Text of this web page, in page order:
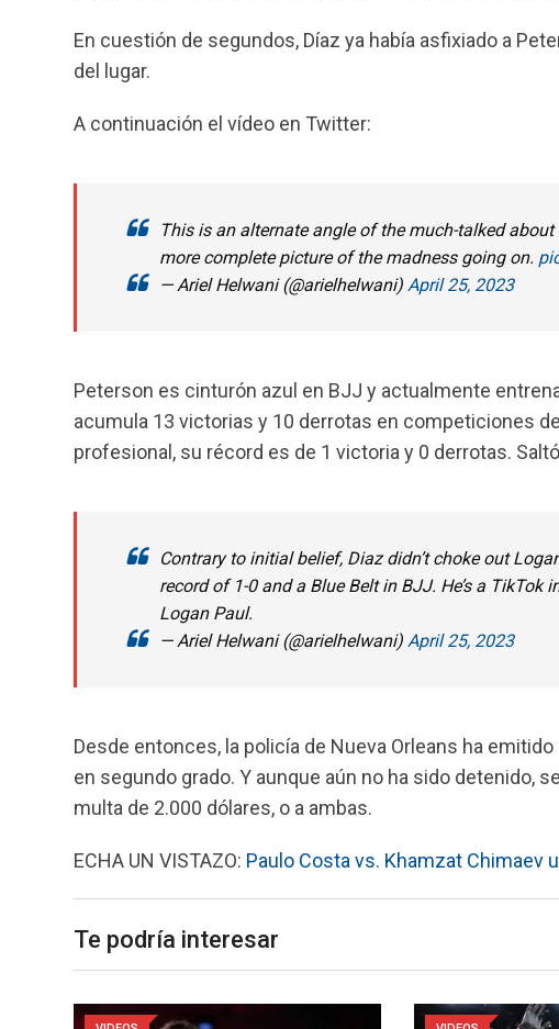
En cuestión de segundos, Díaz ya había asfixiado a
del lugar.
A continuación el vídeo en Twitter:
This is an alternate angle of the much-talked
more complete picture of the madness going on.
— Ariel Helwani (@arielhelwani) April 25, 2023
Peterson es cinturón azul en BJJ y actualmente
acumula 13 victorias y 10 derrotas en competiciones
profesional, su récord es de 1 victoria y 0 derrotas.
Contrary to initial belief, Diaz didn’t choke out
record of 1-0 and a Blue Belt in BJJ. He’s a
Logan Paul.
— Ariel Helwani (@arielhelwani) April 25, 2023
Desde entonces, la policía de Nueva Orleans ha
en segundo grado. Y aunque aún no ha sido detenido,
multa de 2.000 dólares, o a ambas.
ECHA UN VISTAZO: Paulo Costa vs. Khamzat Chimaev
Te podría interesar